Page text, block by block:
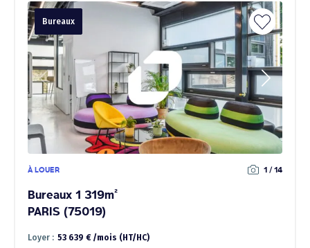
Bureaux
À LOUER 1 / 14
Bureaux 1 319m²
PARIS (75019)
Loyer : 53 639 € /mois (HT/HC)